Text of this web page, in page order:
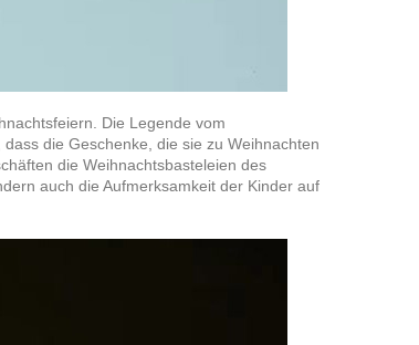
Die Legende vom
die Geschenke, die sie zu Weihnachten
die Weihnachtsbasteleien des
auch die Aufmerksamkeit der Kinder auf